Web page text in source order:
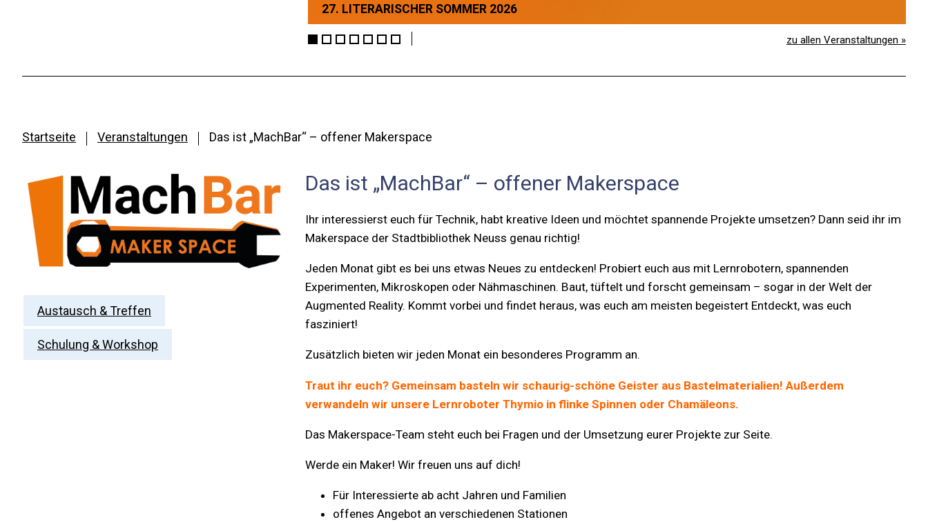
27. LITERARISCHER SOMMER 2026
zu allen Veranstaltungen »
Startseite Veranstaltungen Das ist „MachBar“ – offener Makerspace
Austausch & Treffen
Schulung & Workshop
Das ist „MachBar“ – offener Makerspace
Ihr interessierst euch für Technik, habt kreative Ideen und möchtet spannende Projekte umsetzen? Dann seid ihr im
Makerspace der Stadtbibliothek Neuss genau richtig!
Jeden Monat gibt es bei uns etwas Neues zu entdecken! Probiert euch aus mit Lernrobotern, spannenden
Experimenten, Mikroskopen oder Nähmaschinen. Baut, tüftelt und forscht gemeinsam – sogar in der Welt der
Augmented Reality. Kommt vorbei und findet heraus, was euch am meisten begeistert Entdeckt, was euch
fasziniert!
Zusätzlich bieten wir jeden Monat ein besonderes Programm an.
Traut ihr euch? Gemeinsam basteln wir schaurig-schöne Geister aus Bastelmaterialien! Außerdem
verwandeln wir unsere Lernroboter Thymio in flinke Spinnen oder Chamäleons.
Das Makerspace-Team steht euch bei Fragen und der Umsetzung eurer Projekte zur Seite.
Werde ein Maker! Wir freuen uns auf dich!
Für Interessierte ab acht Jahren und Familien
offenes Angebot an verschiedenen Stationen